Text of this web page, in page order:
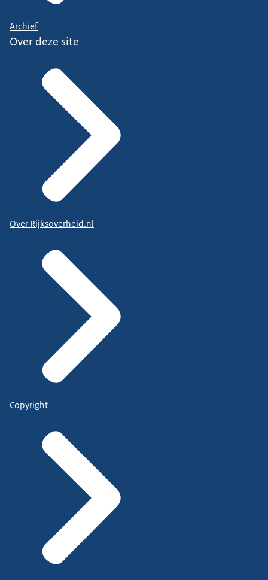
Archief
Over deze site
Over Rijksoverheid.nl
Copyright